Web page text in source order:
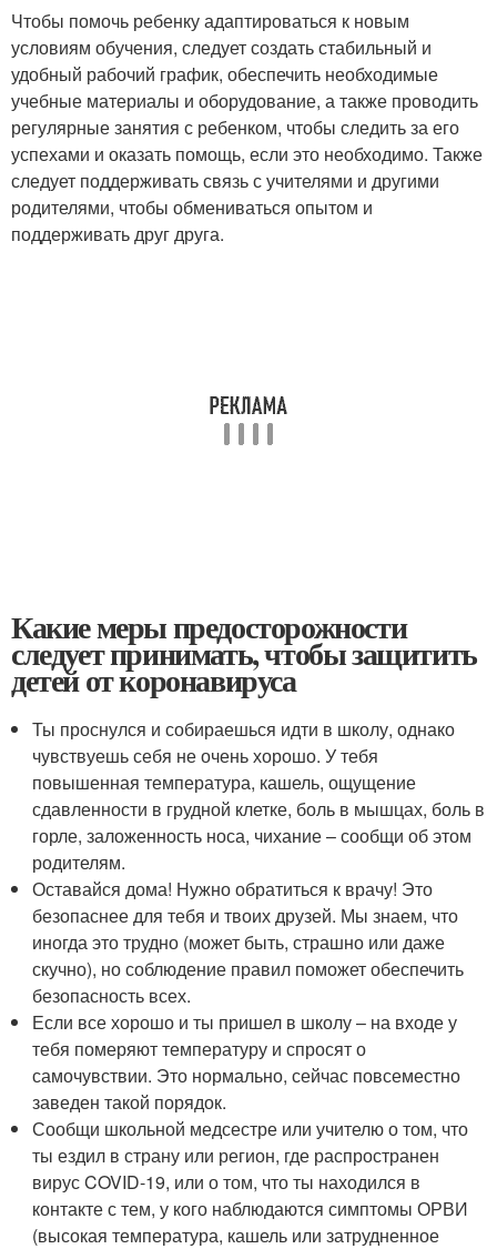
Чтобы помочь ребенку адаптироваться к новым
условиям обучения, следует создать стабильный и
удобный рабочий график, обеспечить необходимые
учебные материалы и оборудование, а также проводить
регулярные занятия с ребенком, чтобы следить за его
успехами и оказать помощь, если это необходимо. Также
следует поддерживать связь с учителями и другими
родителями, чтобы обмениваться опытом и
поддерживать друг друга.
Какие меры предосторожности
следует принимать, чтобы защитить
детей от коронавируса
Ты проснулся и собираешься идти в школу, однако
чувствуешь себя не очень хорошо. У тебя
повышенная температура, кашель, ощущение
сдавленности в грудной клетке, боль в мышцах, боль в
горле, заложенность носа, чихание – сообщи об этом
родителям.
Оставайся дома! Нужно обратиться к врачу! Это
безопаснее для тебя и твоих друзей. Мы знаем, что
иногда это трудно (может быть, страшно или даже
скучно), но соблюдение правил поможет обеспечить
безопасность всех.
Если все хорошо и ты пришел в школу – на входе у
тебя померяют температуру и спросят о
самочувствии. Это нормально, сейчас повсеместно
заведен такой порядок.
Сообщи школьной медсестре или учителю о том, что
ты ездил в страну или регион, где распространен
вирус COVID-19, или о том, что ты находился в
контакте с тем, у кого наблюдаются симптомы ОРВИ
(высокая температура, кашель или затрудненное